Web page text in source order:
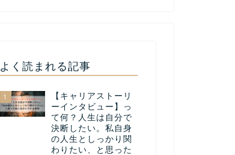
よく読まれる記事
1
【キャリアストーリ
ーインタビュー】っ
て何？人生は自分で
決断したい。私自身
の人生としっかり関
わりたい、と思った